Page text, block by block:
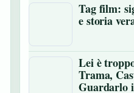
Tag film:
e storia
Lei è
Trama,
Guardarlo